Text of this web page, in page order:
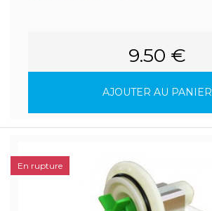
9.50 €
AJOUTER AU PANIER
En rupture